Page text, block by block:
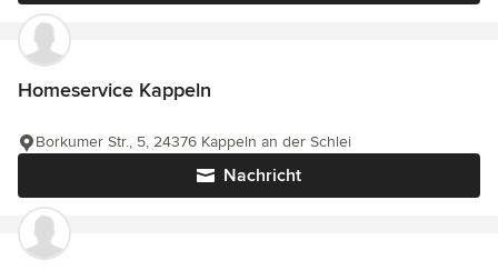
Homeservice Kappeln
Nachricht
Borkumer Str., 5, 24376 Kappeln an der Schlei